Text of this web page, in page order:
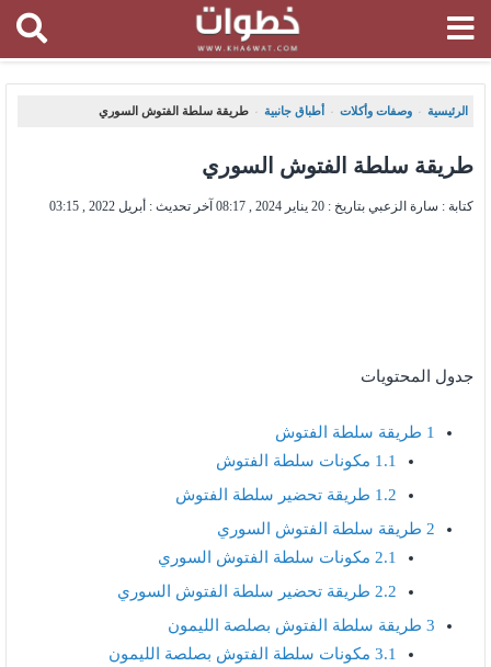
الرئيسية ، وصفات وأكلات ، أطباق جانبية ، طريقة سلطة الفتوش السوري
طريقة سلطة الفتوش السوري
كتابة : سارة الزعبي بتاريخ : 20 يناير 2024 , 08:17 آخر تحديث : أبريل 2022 , 03:15
جدول المحتويات
1 طريقة سلطة الفتوش
1.1 مكونات سلطة الفتوش
1.2 طريقة تحضير سلطة الفتوش
2 طريقة سلطة الفتوش السوري
2.1 مكونات سلطة الفتوش السوري
2.2 طريقة تحضير سلطة الفتوش السوري
3 طريقة سلطة الفتوش بصلصة الليمون
3.1 مكونات سلطة الفتوش بصلصة الليمون